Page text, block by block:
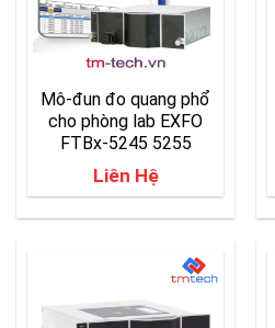
Mô-đun đo quang phổ
cho phòng lab EXFO
FTBx-5245 5255
Liên Hệ